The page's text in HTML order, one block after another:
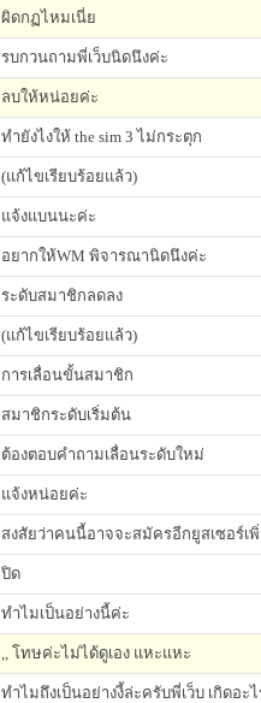
ผิดกฏไหมเนี่ย
รบกวนถามพี่เว็บนิดนึงค่ะ
ลบให้หน่อยค่ะ
ทำยังไงให้ the sim 3 ไม่กระตุก
(แก้ไขเรียบร้อยแล้ว)
แจ้งแบนนะค่ะ
อยากให้WM พิจารณานิดนึงค่ะ
ระดับสมาชิกลดลง
(แก้ไขเรียบร้อยแล้ว)
การเลื่อนขั้นสมาชิก
สมาชิกระดับเริ่มต้น
ต้องตอบคำถามเลื่อนระดับใหม่
แจ้งหน่อยค่ะ
สงสัยว่าคนนี้อาจจะสมัครอีกยูสเซอร์เ
ปิด
ทำไมเป็นอย่างนี้ค่ะ
,, โทษค่ะไม่ได้ดูเอง แหะแหะ
ทำไมถึงเป็นอย่างงี้ล่ะครับพี่เว็บ เกิดอ